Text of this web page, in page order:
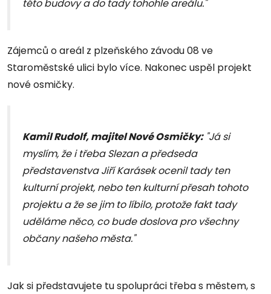
této budovy a do tady tohohle areálu."
Zájemců o areál z plzeňského závodu 08 ve
Staroměstské ulici bylo více. Nakonec uspěl projekt
nové osmičky.
Kamil Rudolf, majitel Nové Osmičky:"Já si
myslím, že i třeba Slezan a předseda
představenstva Jiří Karásek ocenil tady ten
kulturní projekt, nebo ten kulturní přesah tohoto
projektu a že se jim to líbilo, protože fakt tady
uděláme něco, co bude doslova pro všechny
občany našeho města."
Jak si představujete tu spolupráci třeba s městem, s